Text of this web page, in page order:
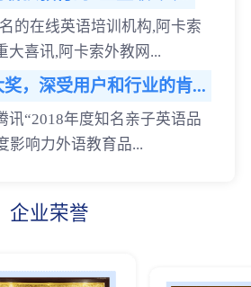
的在线英语培训机构,阿卡索
大喜讯,阿卡索外教网...
奖，深受用户和行业的肯...
讯“2018年度知名亲子英语品
影响力外语教育品...
企业荣誉